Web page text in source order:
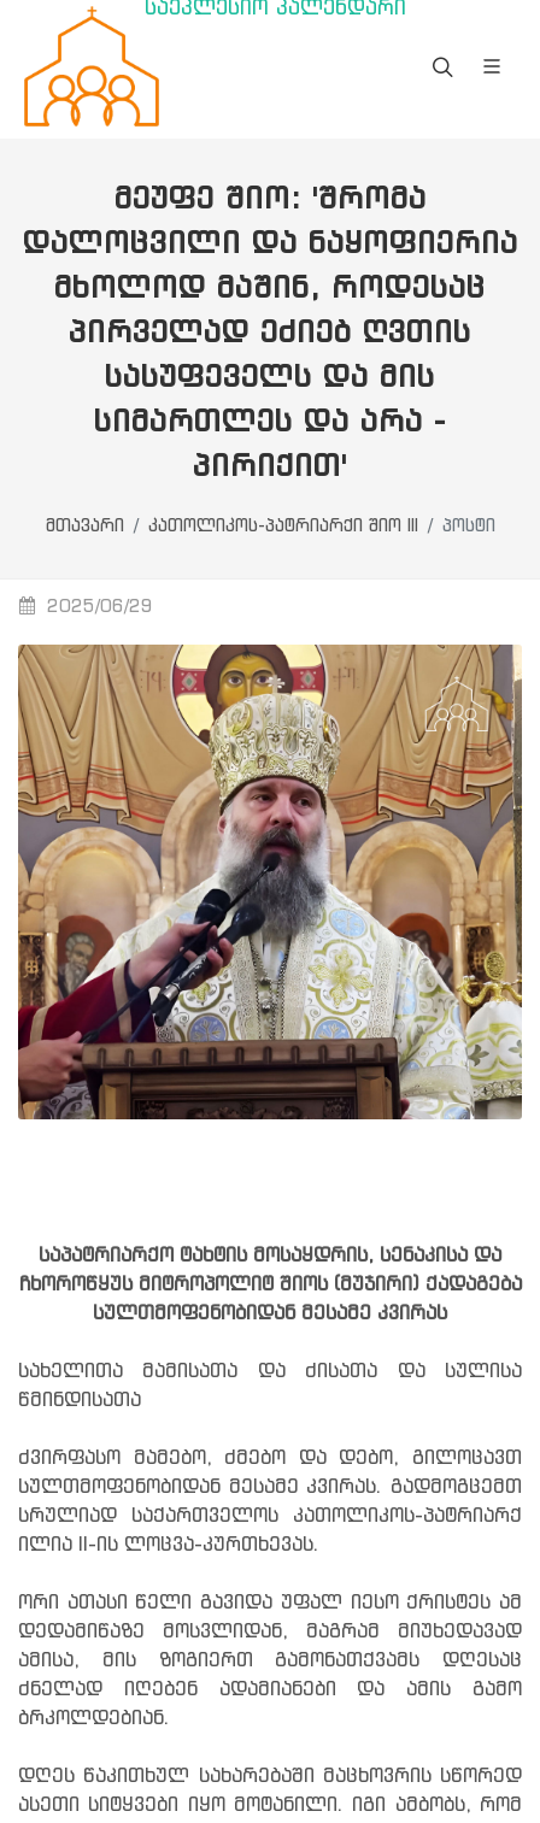
საეკლესიო კალენდარი
ᲛᲔᲣᲤᲔ ᲨᲘᲝ: 'ᲨᲠᲝᲛᲐ
ᲓᲐᲚᲝᲪᲕᲘᲚᲘ ᲓᲐ ᲜᲐᲧᲝᲤᲘᲔᲠᲘᲐ
ᲛᲮᲝᲚᲝᲓ ᲛᲐᲨᲘᲜ, ᲠᲝᲓᲔᲡᲐᲪ
ᲞᲘᲠᲕᲔᲚᲐᲓ ᲔᲫᲘᲔᲑ ᲦᲕᲗᲘᲡ
ᲡᲐᲡᲣᲤᲔᲕᲔᲚᲡ ᲓᲐ ᲛᲘᲡ
ᲡᲘᲛᲐᲠᲗᲚᲔᲡ ᲓᲐ ᲐᲠᲐ -
ᲞᲘᲠᲘᲥᲘᲗ'
მთავარი კათოლიკოს-პატრიარქი შიო III პოსტი
2025/06/29
საპატრიარქო ტახტის მოსაყდრის, სენაკისა და
ჩხოროწყუს მიტროპოლიტ შიოს (მუჯირი) ქადაგება
სულთმოფენობიდან მესამე კვირას
სახელითა მამისათა და ძისათა და სულისა
წმინდისათა
ძვირფასო მამებო, ძმებო და დებო, გილოცავთ
სულთმოფენობიდან მესამე კვირას. გადმოგცემთ
სრულიად საქართველოს კათოლიკოს-პატრიარქ
ილია II-ის ლოცვა-კურთხევას.
ორი ათასი წელი გავიდა უფალ იესო ქრისტეს ამ
დედამიწაზე მოსვლიდან, მაგრამ მიუხედავად
ამისა, მის ზოგიერთ გამონათქვამს დღესაც
ძნელად იღებენ ადამიანები და ამის გამო
ბრკოლდებიან.
დღეს წაკითხულ სახარებაში მაცხოვრის სწორედ
ასეთი სიტყვები იყო მოტანილი. იგი ამბობს, რომ